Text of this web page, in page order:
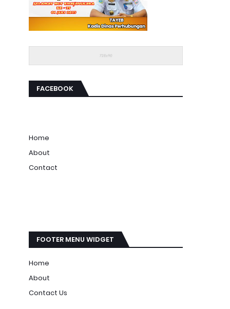
FACEBOOK
Home
About
Contact
FOOTER MENU WIDGET
Home
About
Contact Us